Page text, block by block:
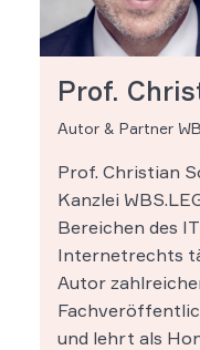
Prof.
Autor & Partner
Prof. Christian
Kanzlei
Bereichen des
Internetrechts
Autor
und lehrt als